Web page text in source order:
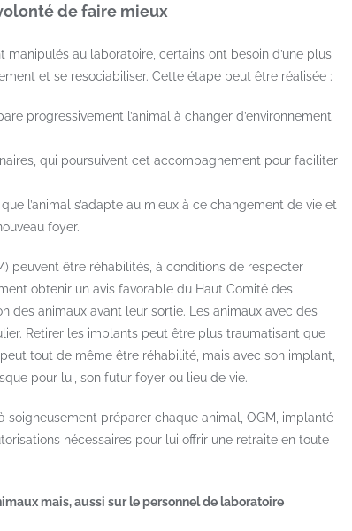
de faire mieux
au laboratoire, certains ont besoin d’une plus
et se resociabiliser. Cette étape peut être réalisée :
progressivement l’animal à changer d’environnement
qui poursuivent cet accompagnement pour faciliter
l’animal s’adapte au mieux à ce changement de vie et
foyer.
peuvent être réhabilités, à conditions de respecter
obtenir un avis favorable du Haut Comité des
des animaux avant leur sortie. Les animaux avec des
Retirer les implants peut être plus traumatisant que
tout de même être réhabilité, mais avec son implant,
pour lui, son futur foyer ou lieu de vie.
soigneusement préparer chaque animal, OGM, implanté
nécessaires pour lui offrir une retraite en toute
mais, aussi sur le personnel de laboratoire